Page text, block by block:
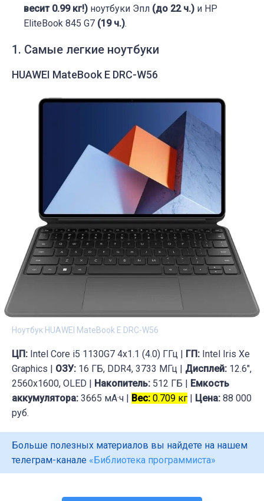
весит 0.99 кг!) ноутбуки Эпл (до 22 ч.) и HP
EliteBook 845 G7 (19 ч.).
1. Самые легкие ноутбуки
HUAWEI MateBook E DRC-W56
Ноутбук HUAWEI MateBook E DRC-W56
ЦП: Intel Core i5 1130G7 4х1.1 (4.0) ГГц | ГП: Intel Iris Xe
Graphics | ОЗУ: 16 ГБ, DDR4, 3733 МГц | Дисплей: 12.6",
2560x1600, OLED | Накопитель: 512 ГБ | Емкость
аккумулятора: 3665 мА·ч | Вес: 0.709 кг | Цена: 88 000
руб.
Больше полезных материалов вы найдете на нашем
телеграм-канале «Библиотека программиста»